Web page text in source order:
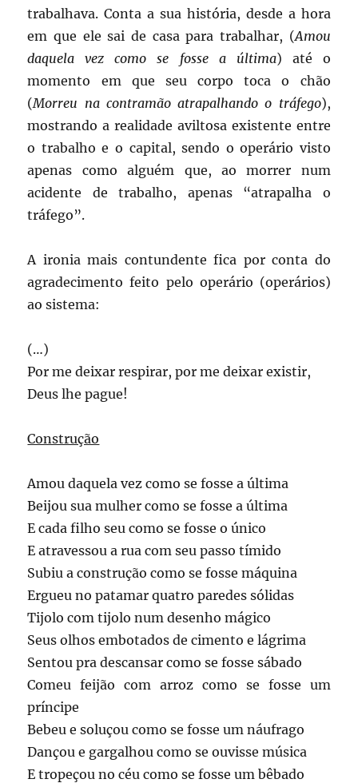
trabalhava. Conta a sua história, desde a hora
em que ele sai de casa para trabalhar, (Amou
daquela vez como se fosse a última) até o
momento em que seu corpo toca o chão
(Morreu na contramão atrapalhando o tráfego),
mostrando a realidade aviltosa existente entre
o trabalho e o capital, sendo o operário visto
apenas como alguém que, ao morrer num
acidente de trabalho, apenas “atrapalha o
tráfego”.
A ironia mais contundente fica por conta do
agradecimento feito pelo operário (operários)
ao sistema:
(…)
Por me deixar respirar, por me deixar existir,
Deus lhe pague!
Construção
Amou daquela vez como se fosse a última
Beijou sua mulher como se fosse a última
E cada filho seu como se fosse o único
E atravessou a rua com seu passo tímido
Subiu a construção como se fosse máquina
Ergueu no patamar quatro paredes sólidas
Tijolo com tijolo num desenho mágico
Seus olhos embotados de cimento e lágrima
Sentou pra descansar como se fosse sábado
Comeu feijão com arroz como se fosse um
príncipe
Bebeu e soluçou como se fosse um náufrago
Dançou e gargalhou como se ouvisse música
E tropeçou no céu como se fosse um bêbado